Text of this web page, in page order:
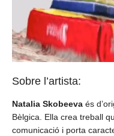
Sobre l’artista:
Natalia Skobeeva és
Bèlgica. Ella crea treball
comunicació i porta